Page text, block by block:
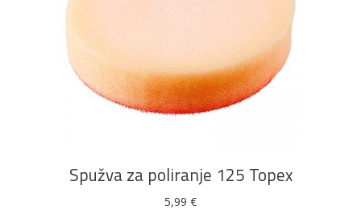
DODAJ U KOŠARICU
Spužva za poliranje 125 Topex
5,99 €